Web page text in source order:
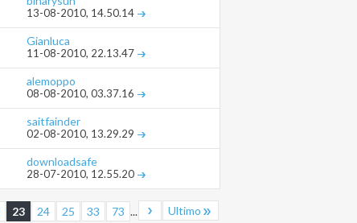
13-08-2010, 14.50.14
Gianluca
11-08-2010, 22.13.47
alemoppo
08-08-2010, 03.37.16
saitfainder
02-08-2010, 13.29.29
downloadsafe
28-07-2010, 12.55.20
23 24 25 33 73 ... Ultimo